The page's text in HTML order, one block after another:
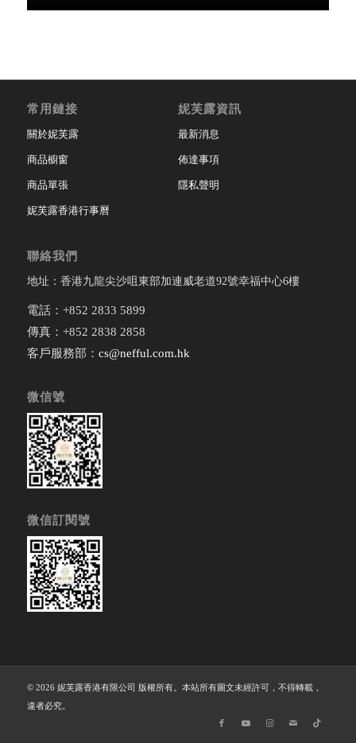
常用鏈接
關於妮芙露
商品櫥窗
商品單張
妮芙露香港行事曆
妮芙露資訊
最新消息
佈達事項
隱私聲明
聯絡我們
地址：香港九龍尖沙咀東部加連威老道92號幸福中心6樓
電話：+852 2833 5899
傳真：+852 2838 2858
客戶服務部： cs@nefful.com.hk
微信號
微信訂閱號
© 2026 妮芙露香港有限公司 版權所有。本站所有圖文未經許可，不得轉載，
違者必究。